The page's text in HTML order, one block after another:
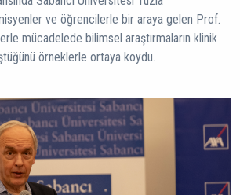
ve öğrencilerle bir araya gelen Prof.
mücadelede bilimsel araştırmaların klinik
örneklerle ortaya koydu.